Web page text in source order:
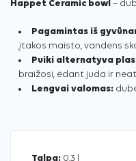
Happet Ceramic bowl –
Pagamintas iš
įtakos maisto, vandens
Puiki alternatyva
braižosi, ėdant juda ir
Lengvai valomas:
Talpa: 0,3 l